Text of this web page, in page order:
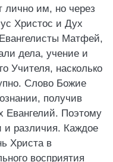
лично им, но через
Христос и Дух
Матфей,
дела, учение и
Учителя, насколько
Слово Божие
получив
Евангелий. Поэтому
и различия. Каждое
Христа в
восприятия